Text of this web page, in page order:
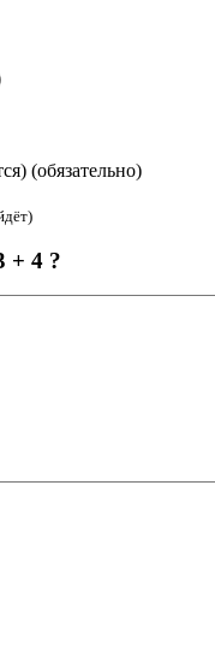
(обязательно)
+ 4 ?